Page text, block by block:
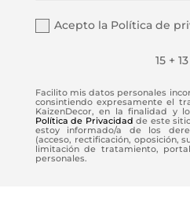
Acepto la Política de
15 + 13
Facilito mis datos personales
consintiendo expresamente el
KaizenDecor, en la finalidad y
Política de Privacidad de este
estoy informado/a de los
(acceso, rectificación, oposición,
limitación de tratamiento,
personales.